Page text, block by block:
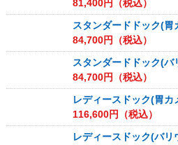
81,400円（税込）
スタンダードドック(胃
84,700円（税込）
スタンダードドック(バ
84,700円（税込）
レディースドック(胃カ
116,600円（税込）
レディースドック(バリ